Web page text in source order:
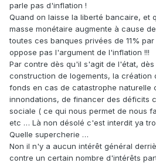
parle pas d'inflation !
Quand on laisse la liberté bancaire, et
masse monétaire augmente à cause
toutes ces banques privées de 11%
oppose pas l'argument de l'inflation !!!
Par contre dès qu'il s'agit de l'état,
construction de logements, la création
fonds en cas de catastrophe naturelle
innondations, de financer des déficits
sociale ( ce qui nous permet de nous
etc … Là non désolé c'est interdit ya
Quelle supercherie …
Non il n'y a aucun intérêt général
contre un certain nombre d'intérêts